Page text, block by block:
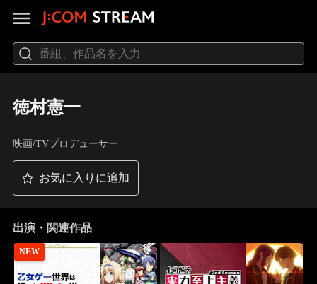
徳村憲一
映画/TVプロデューサー
お気に入りに追加
出演・関連作品
NEW